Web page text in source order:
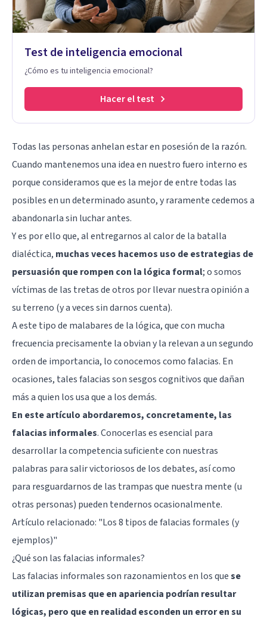
Test de inteligencia emocional
¿Cómo es tu inteligencia emocional?
Hacer el test
Todas las personas anhelan estar en posesión de la razón.
Cuando mantenemos una idea en nuestro fuero interno es
porque consideramos que es la mejor de entre todas las
posibles en un determinado asunto, y raramente cedemos a
abandonarla sin luchar antes.
Y es por ello que, al entregarnos al calor de la batalla
dialéctica, muchas veces hacemos uso de estrategias de
persuasión que rompen con la lógica formal; o somos
víctimas de las tretas de otros por llevar nuestra opinión a
su terreno (y a veces sin darnos cuenta).
A este tipo de malabares de la lógica, que con mucha
frecuencia precisamente la obvian y la relevan a un segundo
orden de importancia, lo conocemos como falacias. En
ocasiones, tales falacias son sesgos cognitivos que dañan
más a quien los usa que a los demás.
En este artículo abordaremos, concretamente, las
falacias informales. Conocerlas es esencial para
desarrollar la competencia suficiente con nuestras
palabras para salir victoriosos de los debates, así como
para resguardarnos de las trampas que nuestra mente (u
otras personas) pueden tendernos ocasionalmente.
Artículo relacionado: "Los 8 tipos de falacias formales (y
ejemplos)"
¿Qué son las falacias informales?
Las falacias informales son razonamientos en los quese
utilizan premisas que en apariencia podrían resultar
lógicas, pero que en realidad esconden un error en su